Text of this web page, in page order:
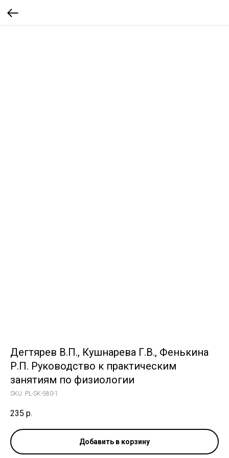
Дегтярев В.П., Кушнарева Г.В., Фенькина
Р.П. Руководство к практическим
занятиям по физиологии
SKU: PL-SK-580-1
235 р.
Добавить в корзину